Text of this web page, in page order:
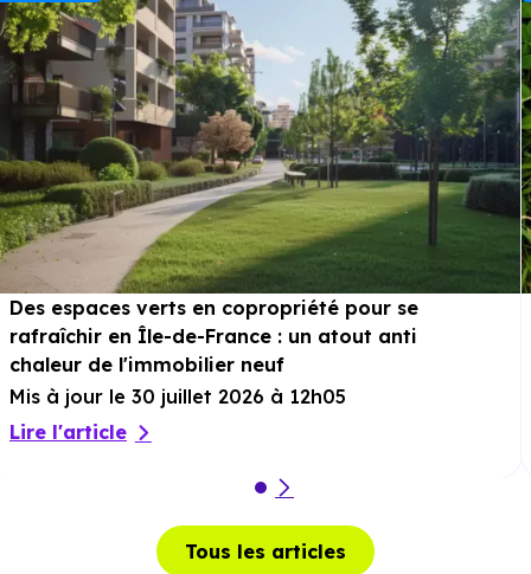
Des espaces verts en copropriété pour se
rafraîchir en Île-de-France : un atout anti
chaleur de l'immobilier neuf
Mis à jour le 30 juillet 2026 à 12h05
Lire l'article
Tous les articles